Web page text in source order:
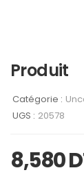
Produit
Catégorie :
UGS : 20578
8,580